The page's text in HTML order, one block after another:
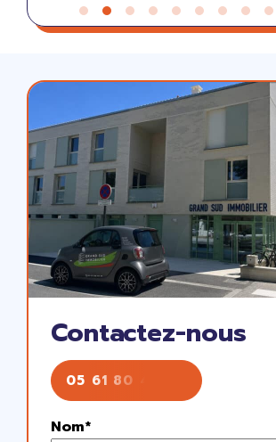
Contactez-nous
05 61 80 43 43
Nom*